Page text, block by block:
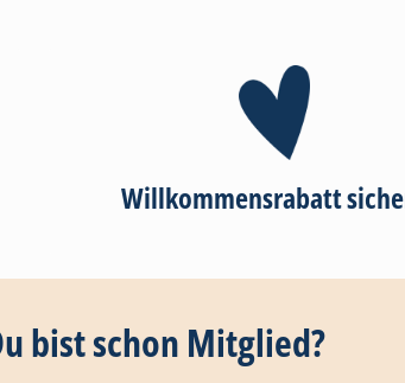
Willkommensrabatt
bist schon Mitglied?